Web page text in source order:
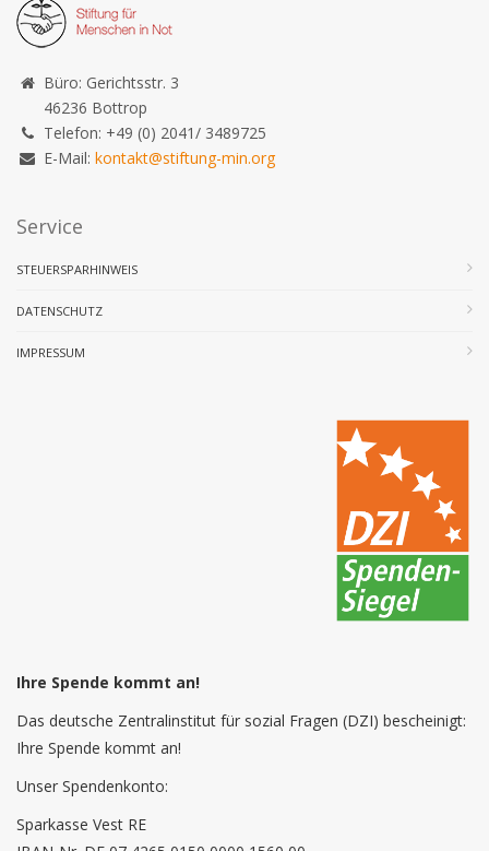
Büro: Gerichtsstr. 3
46236 Bottrop
Telefon: +49 (0) 2041/ 3489725
E-Mail: kontakt@stiftung-min.org
Service
STEUERSPARHINWEIS
DATENSCHUTZ
IMPRESSUM
Ihre Spende kommt an!
Das deutsche Zentralinstitut für sozial Fragen (DZI) bescheinigt:
Ihre Spende kommt an!
Unser Spendenkonto:
Sparkasse Vest RE